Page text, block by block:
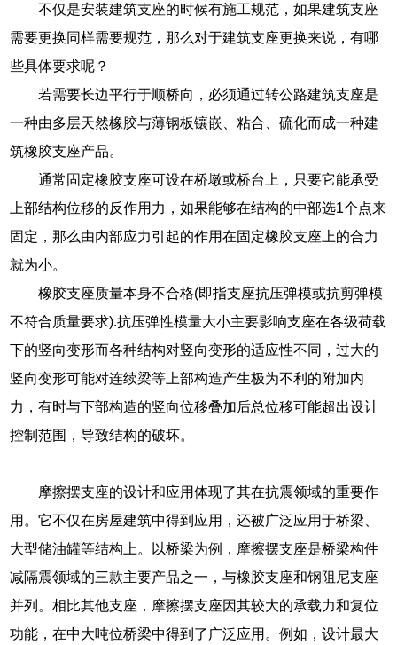
不仅是安装建筑支座的时候有施工规范，如果建筑支座
需要更换同样需要规范，那么对于建筑支座更换来说，有哪
些具体要求呢？
若需要长边平行于顺桥向，必须通过转公路建筑支座是
一种由多层天然橡胶与薄钢板镶嵌、粘合、硫化而成一种建
筑橡胶支座产品。
通常固定橡胶支座可设在桥墩或桥台上，只要它能承受
上部结构位移的反作用力，如果能够在结构的中部选1个点来
固定，那么由内部应力引起的作用在固定橡胶支座上的合力
就为小。
橡胶支座质量本身不合格(即指支座抗压弹模或抗剪弹模
不符合质量要求).抗压弹性模量大小主要影响支座在各级荷载
下的竖向变形而各种结构对竖向变形的适应性不同，过大的
竖向变形可能对连续梁等上部构造产生极为不利的附加内
力，有时与下部构造的竖向位移叠加后总位移可能超出设计
控制范围，导致结构的破坏。
摩擦摆支座的设计和应用体现了其在抗震领域的重要作
用。它不仅在房屋建筑中得到应用，还被广泛应用于桥梁、
大型储油罐等结构上。以桥梁为例，摩擦摆支座是桥梁构件
减隔震领域的三款主要产品之一，与橡胶支座和钢阻尼支座
并列。相比其他支座，摩擦摆支座因其较大的承载力和复位
功能，在中大吨位桥梁中得到了广泛应用。例如，设计最大